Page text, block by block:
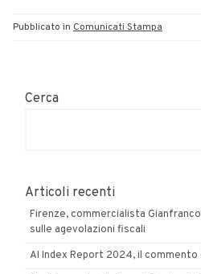
Pubblicato in Comunicati Stampa
Cerca
Articoli recenti
Firenze, commercialista
sulle agevolazioni fiscali
AI Index Report 2024, il commento